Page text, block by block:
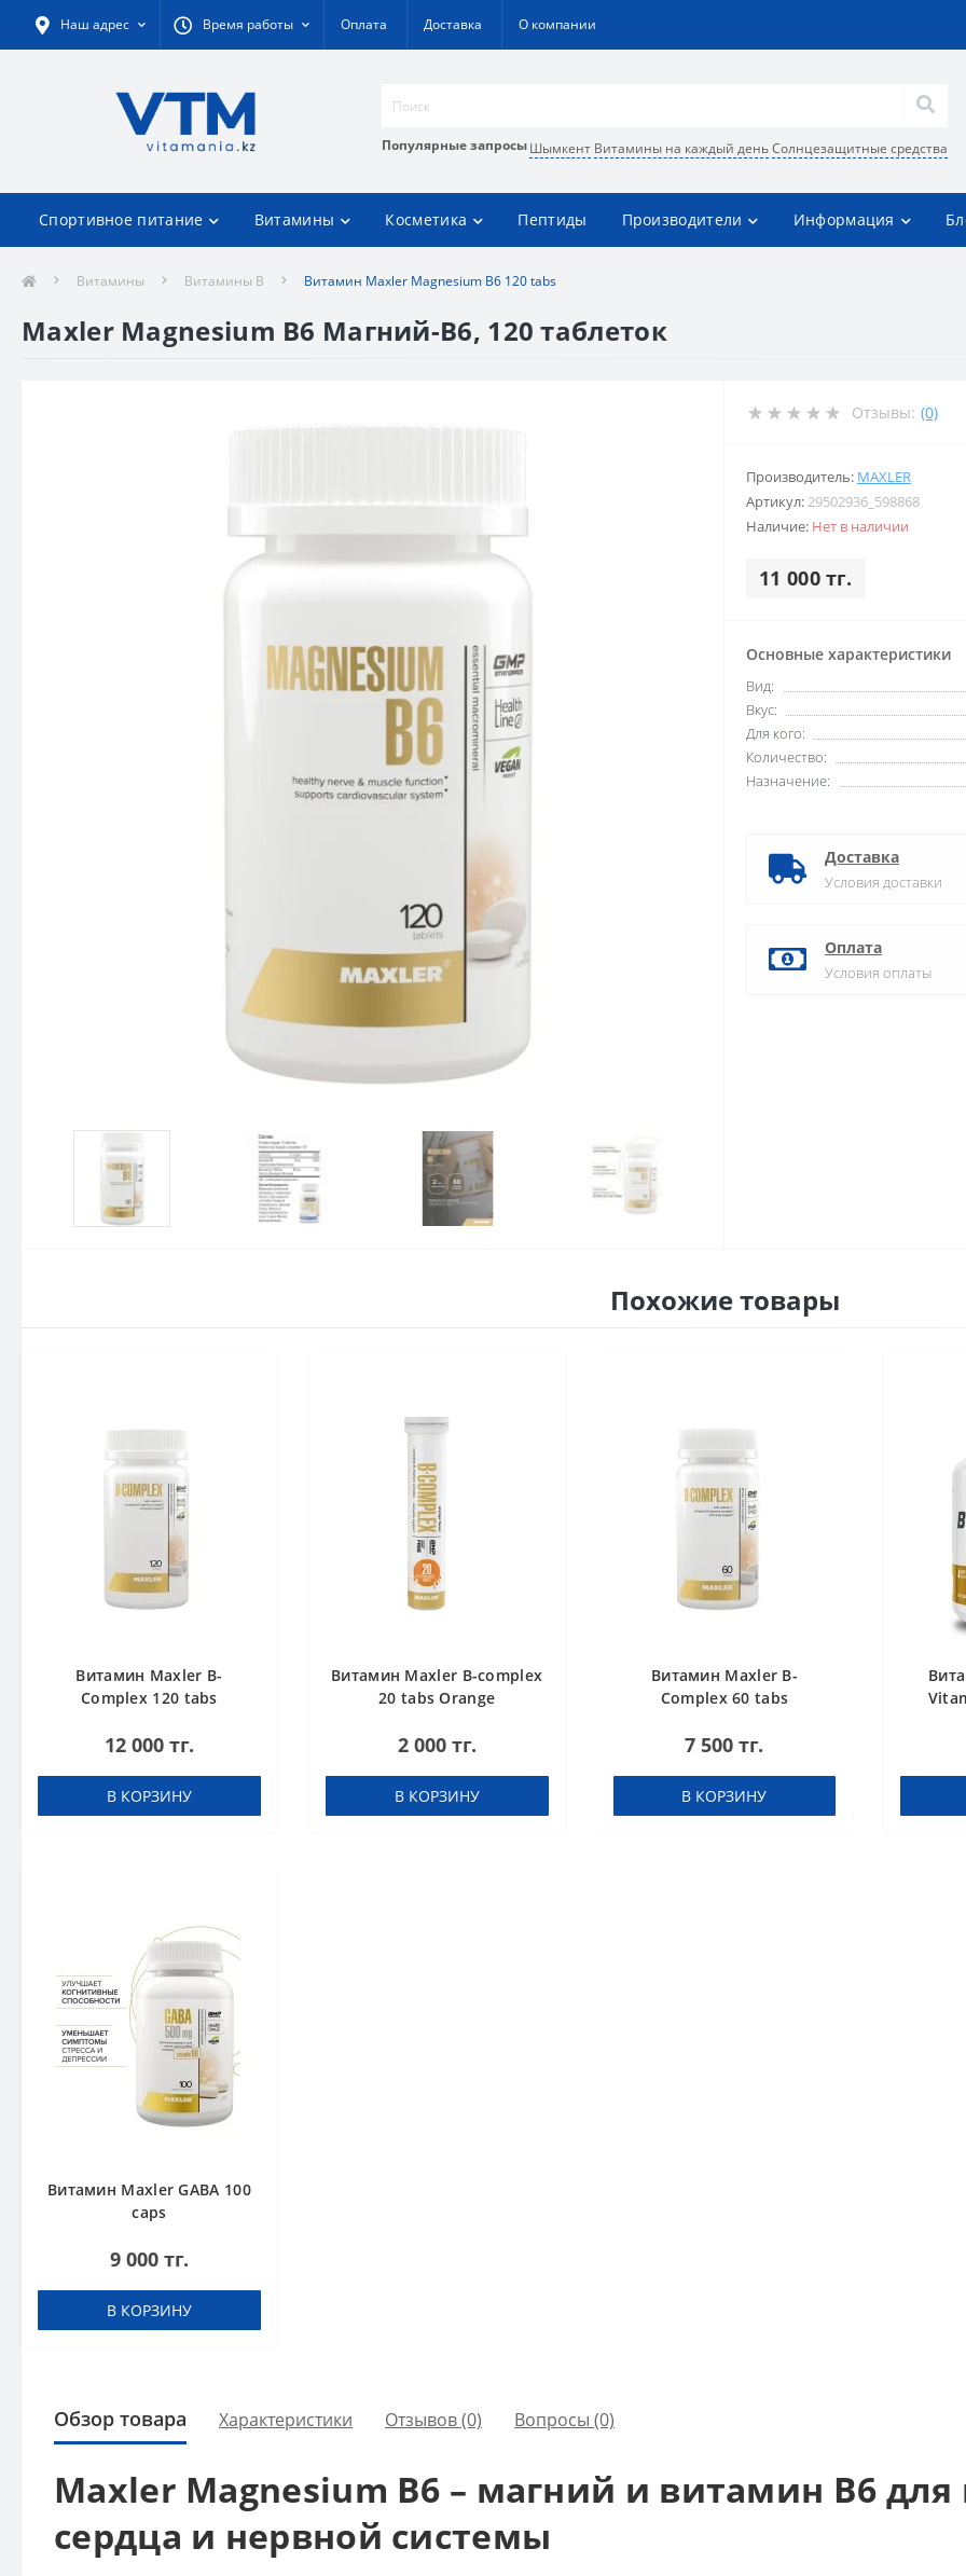
Наш адрес Время работы Оплата Доставка О компании
Популярные запросы Шымкент Витамины на каждый деньСолнцезащитные средства
Спортивное питание Витамины Косметика Пептиды Производители Информация
Витамины Витамины В Витамин Maxler Magnesium B6 120 tabs
Maxler Magnesium B6 Магний-B6, 120 таблеток
Отзывы: (0)
Производитель: MAXLER
Артикул:29502936_598868
Наличие: Нет в наличии
11 000 тг.
Основные характеристики
Вид:
Вкус:
Для кого:
Количество:
Назначение:
Доставка
Условия доставки
Оплата
Условия оплаты
Похожие товары
Витамин Maxler B-
Complex 120 tabs
12 000 тг.
В КОРЗИНУ
Витамин Maxler B-complex
20 tabs Orange
2 000 тг.
В КОРЗИНУ
Витамин Maxler B-
Complex 60 tabs
7 500 тг.
В КОРЗИНУ
Витамин Maxler GABA 100
caps
9 000 тг.
В КОРЗИНУ
Обзор товара Характеристики Отзывов (0) Вопросы (0)
Maxler Magnesium B6 – магний и витамин B6
сердца и нервной системы